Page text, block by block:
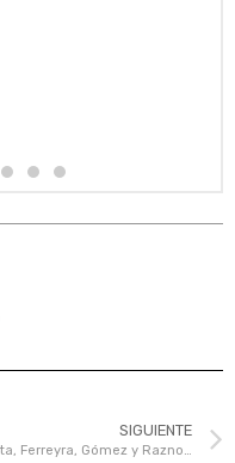
SIGUIENTE
Acosta, Ferreyra, Gómez y Raznoznik